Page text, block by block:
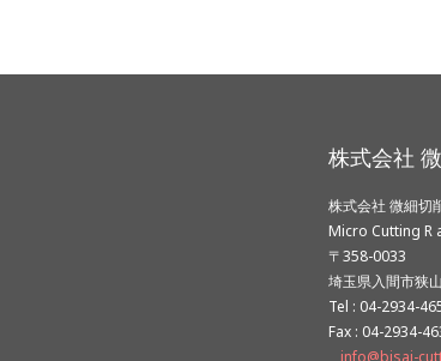
株式会社
株式会社 微細切
Micro Cutting R
〒358-0033
埼玉県入間市狭
Tel : 04-2934-
Fax : 04-2934-
info@bisai-